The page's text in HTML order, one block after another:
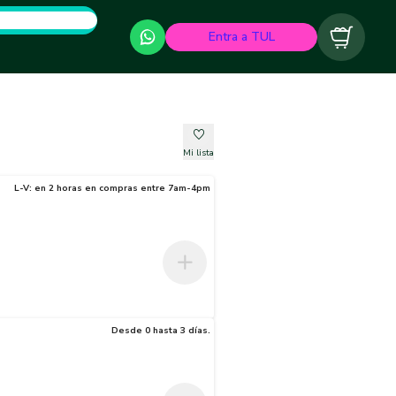
Entra a TUL Carrito
Mi lista
L-V: en 2 horas en compras entre 7am-4pm
Desde 0 hasta 3 días.